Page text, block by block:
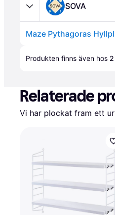
SOVA
Maze Pythagoras
Produkten finns även hos 2
Relaterade
Vi har plockat fram ett